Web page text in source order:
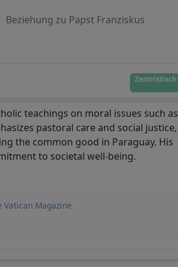
Beziehung zu Papst Franziskus
Zentristisch
teachings on moral issues such as
pastoral care and social justice,
the common good in Paraguay. His
to societal well-being.
Vatican Magazine